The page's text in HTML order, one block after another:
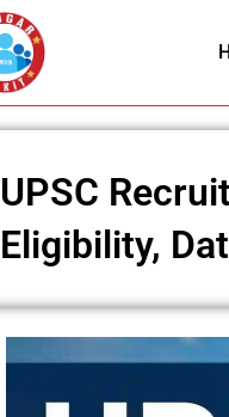
UPSC
Eligibility,